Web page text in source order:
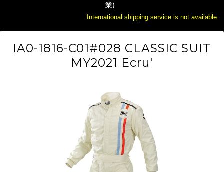
業）
International shipping service is not available.
IA0-1816-C01#028 CLASSIC SUIT
MY2021 Ecru'